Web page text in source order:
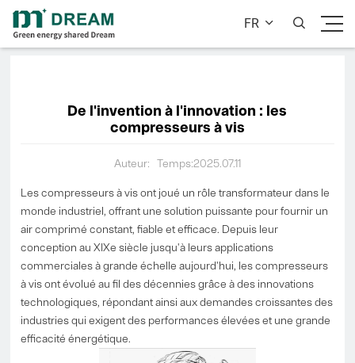
FR  
De l'invention à l'innovation : les
compresseurs à vis
Auteur: Temps:2025.07.11
Les compresseurs à vis ont joué un rôle transformateur dans le
monde industriel, offrant une solution puissante pour fournir un
air comprimé constant, fiable et efficace. Depuis leur
conception au XIXe siècle jusqu'à leurs applications
commerciales à grande échelle aujourd'hui, les compresseurs
à vis ont évolué au fil des décennies grâce à des innovations
technologiques, répondant ainsi aux demandes croissantes des
industries qui exigent des performances élevées et une grande
efficacité énergétique.